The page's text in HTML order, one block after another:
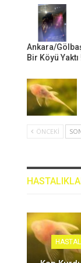
Ankara/
Bir Köyü Yaktı
ÖNCEKI